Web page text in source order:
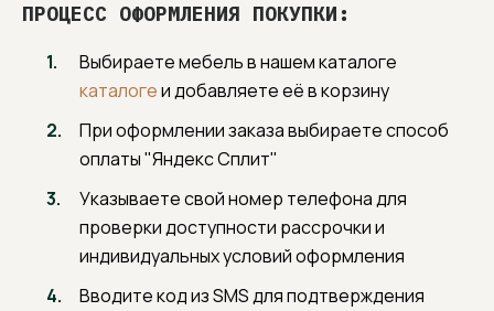
ПРОЦЕСС ОФОРМЛЕНИЯ ПОКУПКИ:
Выбираете мебель в нашем каталоге
каталогеи добавляете её в корзину
При оформлении заказа выбираете способ
оплаты "Яндекс Сплит"
Указываете свой номер телефона для
проверки доступности рассрочки и
индивидуальных условий оформления
Вводите код из SMS для подтверждения
Заполните контактные данные,
информацию для доставки и
оформите заказ
Перейдите в корзину, нажав на
перейдите к оформлению заказа